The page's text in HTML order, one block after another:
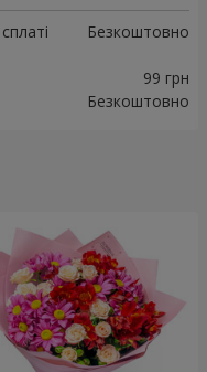
Безкоштовно
99 грн
Безкоштовно